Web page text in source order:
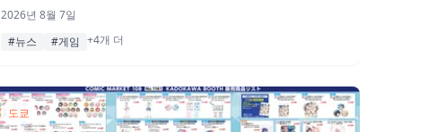
아트워크가 담긴 이 2.5D 대전 액션 게임은 최대 4인까지 플레
이 가능하며, 우사다 페코라, 시라누이 후레아, 시로가네 노엘,
2026년 8월 7일
#뉴스
#게임 +4개 더
도쿄